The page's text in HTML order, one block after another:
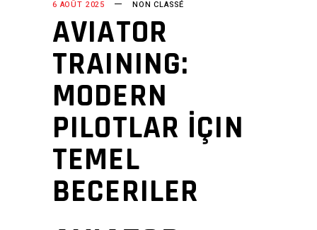
6 AOÛT 2025 NON CLASSÉ
AVIATOR
TRAINING:
MODERN
PILOTLAR İÇIN
TEMEL
BECERILER